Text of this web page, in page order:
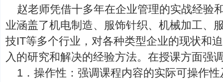
赵老师凭借十多年在企业管理的实战经验
业涵盖了机电制造、服饰针织、机械加工、
技IT等多个行业，对各种类型企业的现状和
入的研究和解决的经验方法。在授课方面强
1．操作性：强调课程内容的实际可操作